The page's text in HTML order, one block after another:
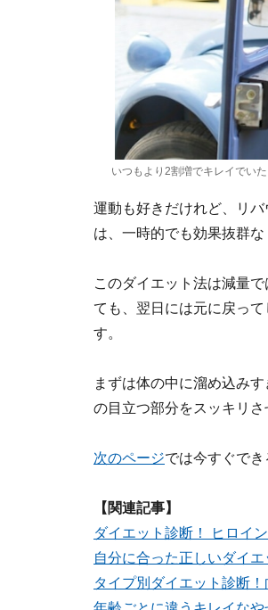
いつもより2割増でキレイでい
運動も好きだけれど、リ
は、一時的でも効果抜群
このダイエット法は減量
ても、翌日には元に戻っ
す。
まずは体の中に溜め込み
の目立つ部分をスッキリさ
次のページでは今すぐでき
【関連記事】
ダイエット診断！ ヒロイ
自分に合った正しいダイ
タイプ別ダイエット診断